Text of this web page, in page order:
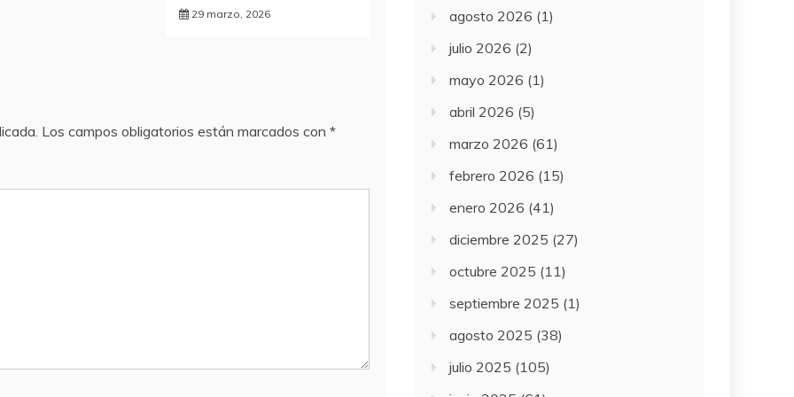
29 marzo, 2026
Los campos obligatorios están marcados con *
agosto 2026 (1)
julio 2026 (2)
mayo 2026 (1)
abril 2026 (5)
marzo 2026 (61)
febrero 2026 (15)
enero 2026 (41)
diciembre 2025 (27)
octubre 2025 (11)
septiembre 2025 (1)
agosto 2025 (38)
julio 2025 (105)